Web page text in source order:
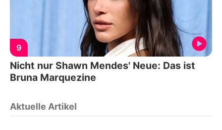
9
Nicht nur Shawn Mendes' Neue: Das ist
Bruna Marquezine
Aktuelle Artikel